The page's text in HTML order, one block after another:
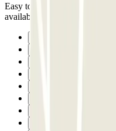
Easy to access and very
available but I was charged